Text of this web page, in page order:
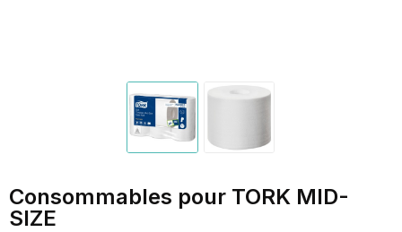
Consommables pour TORK MID-
SIZE